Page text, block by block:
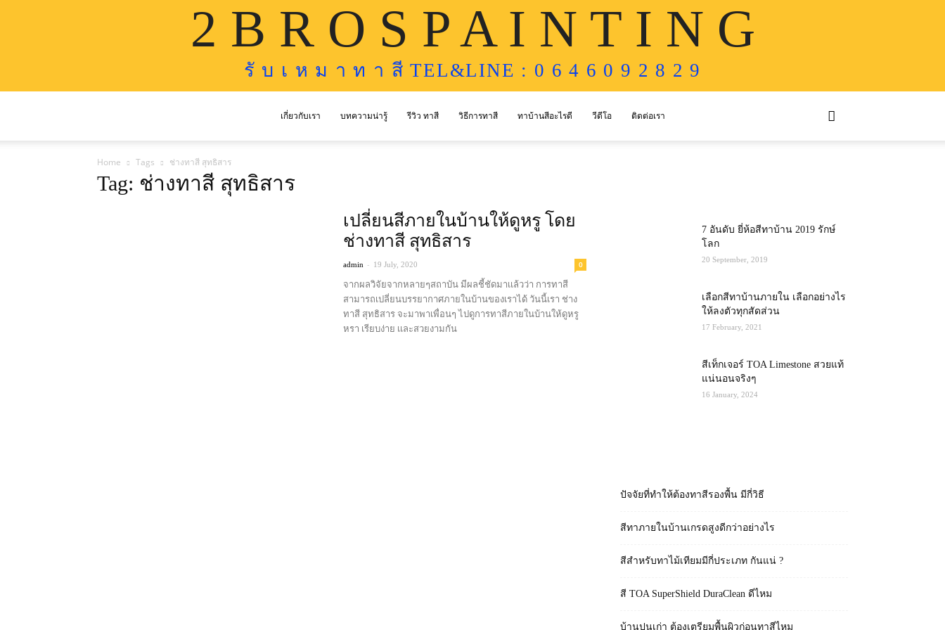
2 B R O S P A I N T I N G
รั บ เ ห ม า ท า สี TEL&LINE : 0 6 4 6 0 9 2 8 2 9
เกี่ยวกับเรา บทความน่ารู้ รีวิว ทาสี วิธีการทาสี ทาบ้านสีอะไรดี วีดีโอ ติดต่อเรา
Home Tags ช่างทาสี สุทธิสาร
Tag: ช่างทาสี สุทธิสาร
เปลี่ยนสีภายในบ้านให้ดูหรู โดย
ช่างทาสี สุทธิสาร
admin - 19 July, 2020 0
จากผลวิจัยจากหลายๆสถาบัน มีผลชี้ชัดมาเเล้วว่า การทาสี
สามารถเปลี่ยนบรรยากาศภายในบ้านของเราได้ วันนี้เรา ช่าง
ทาสี สุทธิสาร จะมาพาเพื่อนๆ ไปดูการทาสีภายในบ้านให้ดูหรู
หรา เรียบง่าย เเละสวยงามกัน
7 อันดับ ยี่ห้อสีทาบ้าน 2019 รักษ์
โลก
20 September, 2019
เลือกสีทาบ้านภายใน เลือกอย่างไร
ให้ลงตัวทุกสัดส่วน
17 February, 2021
สีเท็กเจอร์ TOA Limestone สวยแท้
แน่นอนจริงๆ
16 January, 2024
ปัจจัยที่ทำให้ต้องทาสีรองพื้น มีกี่วิธี
สีทาภายในบ้านเกรดสูงดีกว่าอย่างไร
สีสำหรับทาไม้เทียมมีกี่ประเภท กันแน่ ?
สี TOA SuperShield DuraClean ดีไหม
บ้านปูนเก่า ต้องเตรียมพื้นผิวก่อนทาสีไหม